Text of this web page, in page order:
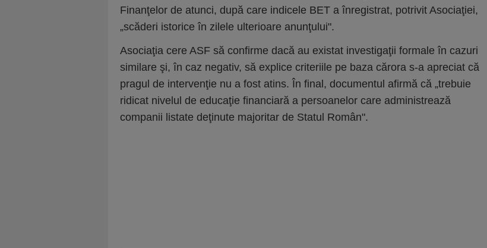
Finanţelor de atunci, după care indicele BET a înregistrat, potrivit Asociaţiei,
„scăderi istorice în zilele ulterioare anunţului".
Asociaţia cere ASF să confirme dacă au existat investigaţii formale în cazuri
similare şi, în caz negativ, să explice criteriile pe baza cărora s-a apreciat că
pragul de intervenţie nu a fost atins. În final, documentul afirmă că „trebuie
ridicat nivelul de educaţie financiară a persoanelor care administrează
companii listate deţinute majoritar de Statul Român".